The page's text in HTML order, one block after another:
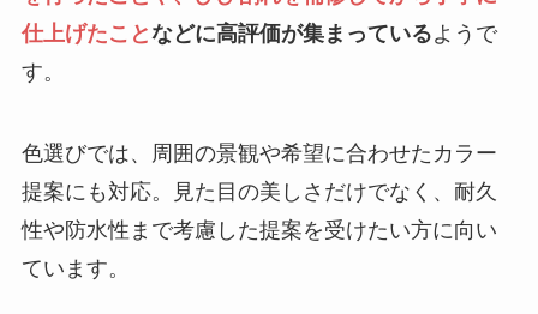
仕上げたことなどに高評価が集まっているようで
す。
色選びでは、周囲の景観や希望に合わせたカラー
提案にも対応。見た目の美しさだけでなく、耐久
性や防水性まで考慮した提案を受けたい方に向い
ています。